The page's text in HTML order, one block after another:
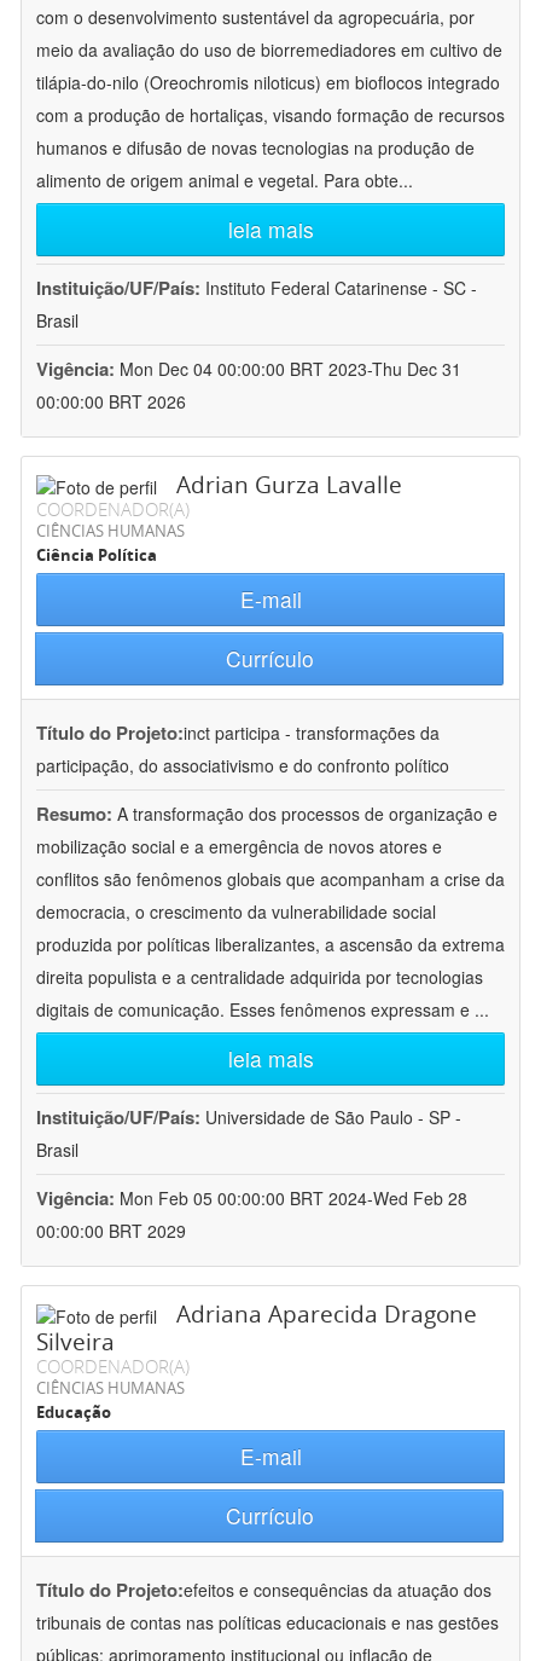
com o desenvolvimento sustentável da agropecuária, por
meio da avaliação do uso de biorremediadores em cultivo de
tilápia-do-nilo (Oreochromis niloticus) em bioflocos integrado
com a produção de hortaliças, visando formação de recursos
humanos e difusão de novas tecnologias na produção de
alimento de origem animal e vegetal. Para obte...
leia mais
Instituição/UF/País: Instituto Federal Catarinense - SC -
Brasil
Vigência: Mon Dec 04 00:00:00 BRT 2023-Thu Dec 31
00:00:00 BRT 2026
Adrian Gurza Lavalle
COORDENADOR(A)
CIÊNCIAS HUMANAS
Ciência Política
E-mail
Currículo
Título do Projeto:inct participa - transformações da
participação, do associativismo e do confronto político
Resumo: A transformação dos processos de organização e
mobilização social e a emergência de novos atores e
conflitos são fenômenos globais que acompanham a crise da
democracia, o crescimento da vulnerabilidade social
produzida por políticas liberalizantes, a ascensão da extrema
direita populista e a centralidade adquirida por tecnologias
digitais de comunicação. Esses fenômenos expressam e ...
leia mais
Instituição/UF/País: Universidade de São Paulo - SP -
Brasil
Vigência: Mon Feb 05 00:00:00 BRT 2024-Wed Feb 28
00:00:00 BRT 2029
Adriana Aparecida Dragone
Silveira
COORDENADOR(A)
CIÊNCIAS HUMANAS
Educação
E-mail
Currículo
Título do Projeto:efeitos e consequências da atuação dos
tribunais de contas nas políticas educacionais e nas gestões
públicas: aprimoramento institucional ou inflação de